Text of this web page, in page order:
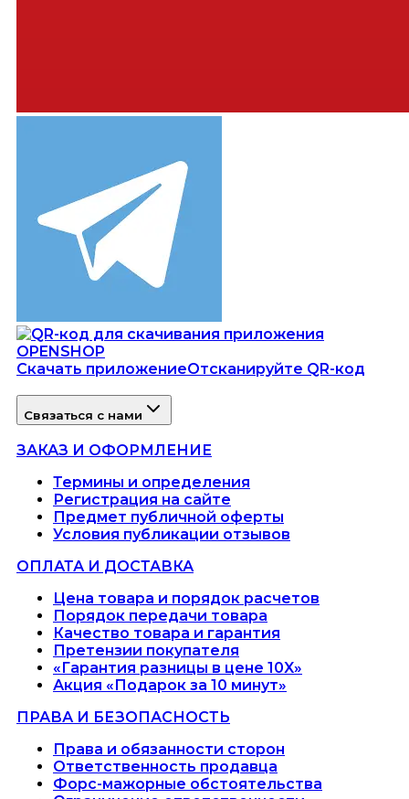
Скачать приложениеОтсканируйте QR-код
Связаться с нами
ЗАКАЗ И ОФОРМЛЕНИЕ
Термины и определения
Регистрация на сайте
Предмет публичной оферты
Условия публикации отзывов
ОПЛАТА И ДОСТАВКА
Цена товара и порядок расчетов
Порядок передачи товара
Качество товара и гарантия
Претензии покупателя
«Гарантия разницы в цене 10X»
Акция «Подарок за 10 минут»
ПРАВА И БЕЗОПАСНОСТЬ
Права и обязанности сторон
Ответственность продавца
Форс-мажорные обстоятельства